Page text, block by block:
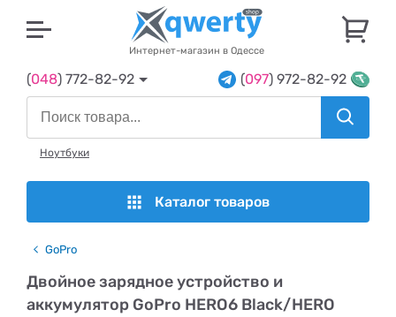
Интернет-магазин в Одессе
(048) 772-82-92 (097) 972-82-92
Ноутбуки
Каталог товаров
GoPro
Двойное зарядное устройство и
аккумулятор GoPro HERO6 Black/HERO